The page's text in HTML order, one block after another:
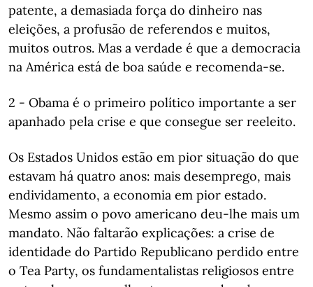
patente, a demasiada força do dinheiro nas
eleições, a profusão de referendos e muitos,
muitos outros. Mas a verdade é que a democracia
na América está de boa saúde e recomenda-se.
2 - Obama é o primeiro político importante a ser
apanhado pela crise e que consegue ser reeleito.
Os Estados Unidos estão em pior situação do que
estavam há quatro anos: mais desemprego, mais
endividamento, a economia em pior estado.
Mesmo assim o povo americano deu-lhe mais um
mandato. Não faltarão explicações: a crise de
identidade do Partido Republicano perdido entre
o Tea Party, os fundamentalistas religiosos entre